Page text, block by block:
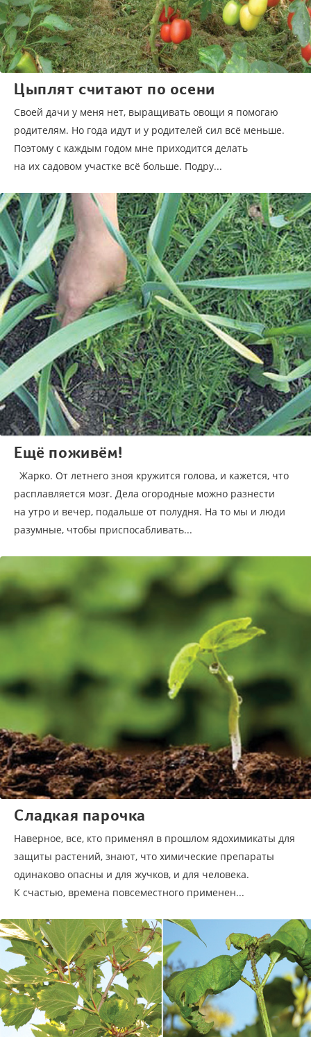
Цыплят считают по осени
Своей дачи у меня нет, выращивать овощи я помогаю
родителям. Но года идут и у родителей сил всё меньше.
Поэтому с каждым годом мне приходится делать
на их садовом участке всё больше. Подру...
Ещё поживём!
Жарко. От летнего зноя кружится голова, и кажется, что
расплавляется мозг. Дела огородные можно разнести
на утро и вечер, подальше от полудня. На то мы и люди
разумные, чтобы приспосабливать...
Сладкая парочка
Наверное, все, кто применял в прошлом ядохимикаты для
защиты растений, знают, что химические препараты
одинаково опасны и для жучков, и для человека.
К счастью, времена повсеместного применен...